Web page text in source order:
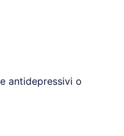
antidepressivi o